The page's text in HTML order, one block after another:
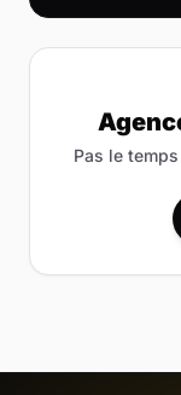
Pas le